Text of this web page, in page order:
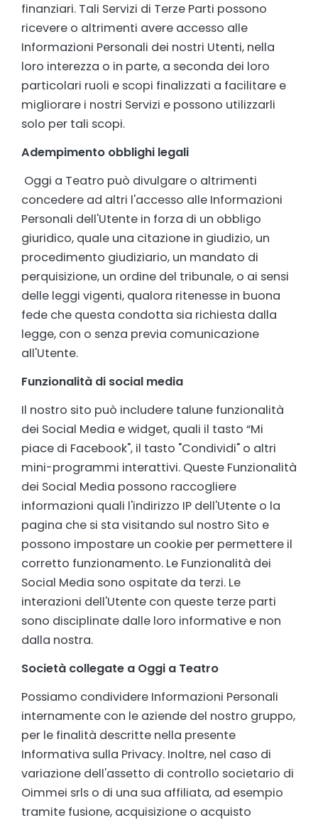
finanziari. Tali Servizi di Terze Parti possono
ricevere o altrimenti avere accesso alle
Informazioni Personali dei nostri Utenti, nella
loro interezza o in parte, a seconda dei loro
particolari ruoli e scopi finalizzati a facilitare e
migliorare i nostri Servizi e possono utilizzarli
solo per tali scopi.
Adempimento obblighi legali
Oggi a Teatro può divulgare o altrimenti
concedere ad altri l'accesso alle Informazioni
Personali dell'Utente in forza di un obbligo
giuridico, quale una citazione in giudizio, un
procedimento giudiziario, un mandato di
perquisizione, un ordine del tribunale, o ai sensi
delle leggi vigenti, qualora ritenesse in buona
fede che questa condotta sia richiesta dalla
legge, con o senza previa comunicazione
all'Utente.
Funzionalità di social media
Il nostro sito può includere talune funzionalità
dei Social Media e widget, quali il tasto “Mi
piace di Facebook", il tasto "Condividi" o altri
mini-programmi interattivi. Queste Funzionalità
dei Social Media possono raccogliere
informazioni quali l'indirizzo IP dell'Utente o la
pagina che si sta visitando sul nostro Sito e
possono impostare un cookie per permettere il
corretto funzionamento. Le Funzionalità dei
Social Media sono ospitate da terzi. Le
interazioni dell'Utente con queste terze parti
sono disciplinate dalle loro informative e non
dalla nostra.
Società collegate a Oggi a Teatro
Possiamo condividere Informazioni Personali
internamente con le aziende del nostro gruppo,
per le finalità descritte nella presente
Informativa sulla Privacy. Inoltre, nel caso di
variazione dell'assetto di controllo societario di
Oimmei srls o di una sua affiliata, ad esempio
tramite fusione, acquisizione o acquisto